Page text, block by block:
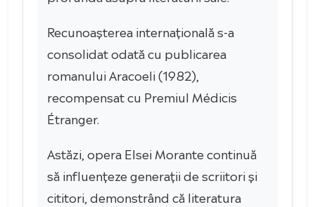
Recunoașterea internațională s-a
consolidat odată cu publicarea
romanului Aracoeli (1982),
recompensat cu Premiul Médicis
Étranger.
Astăzi, opera Elsei Morante continuă
să influențeze generații de scriitori și
cititori, demonstrând că literatura